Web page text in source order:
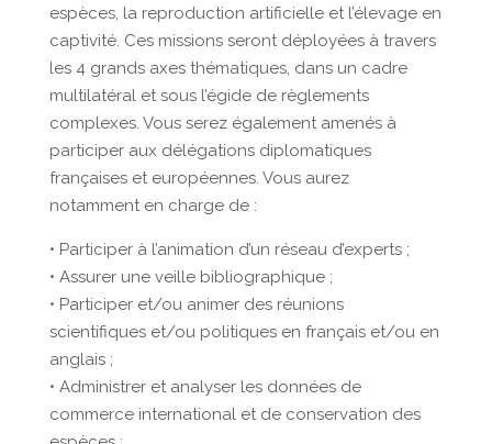
espèces, la reproduction artificielle et l’élevage en
captivité. Ces missions seront déployées à travers
les 4 grands axes thématiques, dans un cadre
multilatéral et sous l’égide de règlements
complexes. Vous serez également amenés à
participer aux délégations diplomatiques
françaises et européennes. Vous aurez
notamment en charge de :
• Participer à l’animation d’un réseau d’experts ;
• Assurer une veille bibliographique ;
• Participer et/ou animer des réunions
scientifiques et/ou politiques en français et/ou en
anglais ;
• Administrer et analyser les données de
commerce international et de conservation des